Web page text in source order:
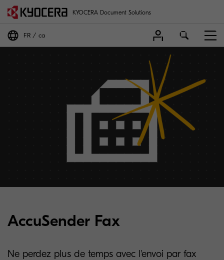
KYOCERA Document Solutions
FR ca
AccuSender Fax
Ne perdez plus de temps avec l'envoi par fax